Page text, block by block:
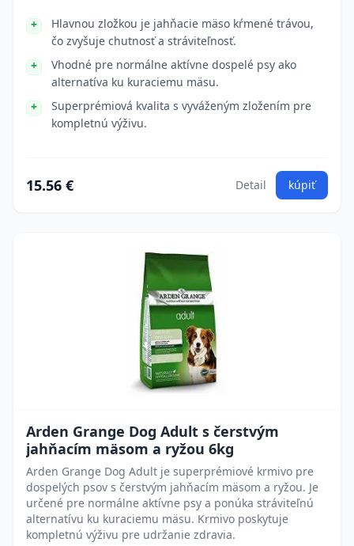
Hlavnou zložkou je jahňacie mäso kŕmené trávou,
čo zvyšuje chutnosť a stráviteľnosť.
Vhodné pre normálne aktívne dospelé psy ako
alternatíva ku kuraciemu mäsu.
Superprémiová kvalita s vyváženým zložením pre
kompletnú výživu.
15.56 € Detail kúpiť
Arden Grange Dog Adult s čerstvým
jahňacím mäsom a ryžou 6kg
Arden Grange Dog Adult je superprémiové krmivo pre
dospelých psov s čerstvým jahňacím mäsom a ryžou. Je
určené pre normálne aktívne psy a ponúka stráviteľnú
alternatívu ku kuraciemu mäsu. Krmivo poskytuje
kompletnú výživu pre udržanie zdravia.